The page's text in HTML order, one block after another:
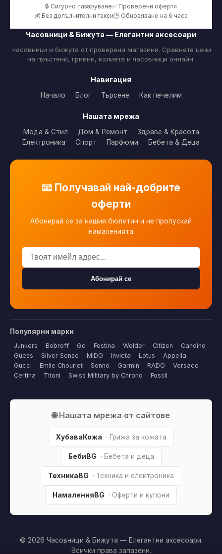
🔒 Сигурно пазаруване✅ Проверени оферти
💰 Без допълнителни такси🕒 Обновяване на 6 часа
Часовници & Бижута — Елегантни аксесоари
Часовници и бижута от проверени магазини. Сравнете цени
на пръстени, гривни, колиета и часовници онлайн.
Навигация
Начало Блог Търсене Как печелим
Нашата мрежа
Мода & Стил Дом & Ремонт
Здраве & Красота
Електроника
Спорт Парфюми Бебета & Деца
📧 Получавай най-добрите
оферти
Абонирай се за нашия бюлетин и не пропускай
намаленията
Абонирай се
Популярни марки
Junkers Bobroff Gc Festina Welder Citizen
Candino
Guess
Silver Sense MIDO Invicta Lotus
Appella
Gucci
Emile Chouriet Sonno Garmin RADO
Versace
Certina
Titoni Swiss Military by Chrono Fossil
🌐 Нашата мрежа от сайтове
ХубаваКожа · Грижа за кожата
БебиBG · Бебета и деца
ТехникаBG · Техника и електроника
НамаленияBG · Оферти и купони
© 2026 Часовници & Бижута — Елегантни аксесоари.
Всички права запазени.